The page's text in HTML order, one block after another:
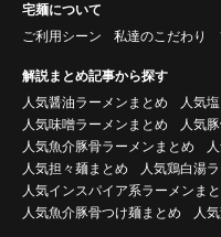
宅麺について
ご利用シーン
私達のこだわり
解説まとめ記事から探す
人気醤油ラーメンまとめ
人気
人気味噌ラーメンまとめ
人気
人気魚介豚骨ラーメンまとめ
人気担々麺まとめ
人気鶏白湯
人気インスパイア系ラーメンま
人気魚介豚骨つけ麺まとめ
人